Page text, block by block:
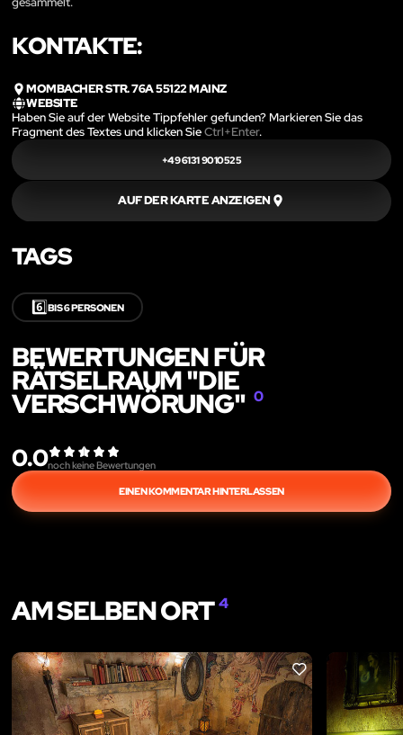
KONTAKTE:
MOMBACHER STR. 76A 55122 MAINZ
WEBSITE
Haben Sie auf der Website Tippfehler gefunden? Markieren Sie das
Fragment des Textes und klicken SieCtrl+Enter.
+49 6131 9010525
AUF DER KARTE ANZEIGEN
TAGS
6️⃣BIS 6 PERSONEN
BEWERTUNGEN FÜR
RÄTSELRAUM "DIE
VERSCHWÖRUNG"0
0.0noch keine Bewertungen
EINEN KOMMENTAR HINTERLASSEN
AM SELBEN ORT4
LIKE